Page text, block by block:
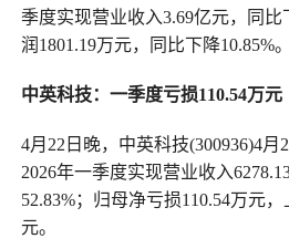
季度实现营业收入3.69亿元，同比
润1801.19万元，同比下降10.85%。
中英科技：一季度亏损110.54万元
4月22日晚，中英科技(300936)4月
2026年一季度实现营业收入
52.83%；归母净亏损110.54万元
元。